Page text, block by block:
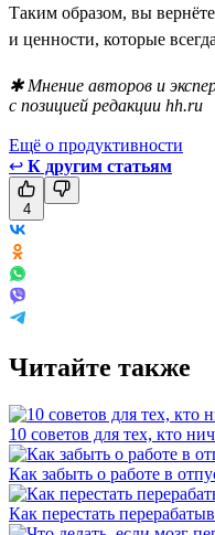
Таким образом, вы
и ценности, которые
✱ Мнение авторов и
с позицией редакции hh.ru
Ещё о продуктивности
↩ К другим статьям
4
Читайте также
10 советов для тех, кто
Как забыть о работе в
Как перестать